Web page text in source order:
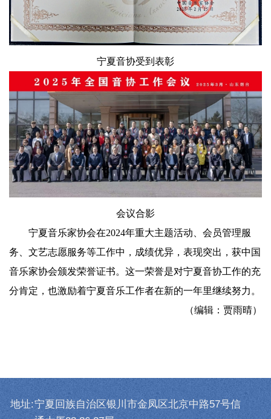
宁夏音协受到表彰
会议合影
宁夏音乐家协会在2024年重大主题活动、会员管理服
务、文艺志愿服务等工作中，成绩优异，表现突出，获中国
音乐家协会颁发荣誉证书。这一荣誉是对宁夏音协工作的充
分肯定，也激励着宁夏音乐工作者在新的一年里继续努力。
（编辑：贾雨晴）
地址:宁夏回族自治区银川市金凤区北京中路57号信